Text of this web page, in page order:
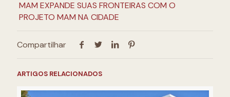
MAM EXPANDE SUAS FRONTEIRAS COM O
PROJETO MAM NA CIDADE
Compartilhar
ARTIGOS RELACIONADOS